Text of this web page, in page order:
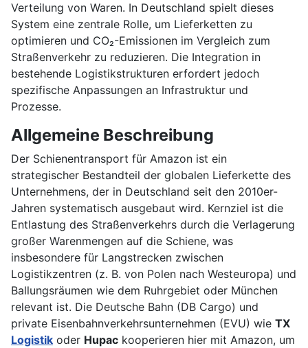
Verteilung von Waren. In Deutschland spielt dieses
System eine zentrale Rolle, um Lieferketten zu
optimieren und CO₂-Emissionen im Vergleich zum
Straßenverkehr zu reduzieren. Die Integration in
bestehende Logistikstrukturen erfordert jedoch
spezifische Anpassungen an Infrastruktur und
Prozesse.
Allgemeine Beschreibung
Der Schienentransport für Amazon ist ein
strategischer Bestandteil der globalen Lieferkette des
Unternehmens, der in Deutschland seit den 2010er-
Jahren systematisch ausgebaut wird. Kernziel ist die
Entlastung des Straßenverkehrs durch die Verlagerung
großer Warenmengen auf die Schiene, was
insbesondere für Langstrecken zwischen
Logistikzentren (z. B. von Polen nach Westeuropa) und
Ballungsräumen wie dem Ruhrgebiet oder München
relevant ist. Die Deutsche Bahn (DB Cargo) und
private Eisenbahnverkehrsunternehmen (EVU) wie TX
Logistik oder Hupac kooperieren hier mit Amazon, um